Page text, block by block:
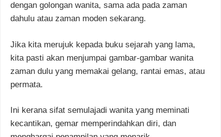
dengan golongan wanita, sama ada pada zaman
dahulu atau zaman moden sekarang.
Jika kita merujuk kepada buku sejarah yang lama,
kita pasti akan menjumpai gambar-gambar wanita
zaman dulu yang memakai gelang, rantai emas, atau
permata.
Ini kerana sifat semulajadi wanita yang meminati
kecantikan, gemar memperindahkan diri, dan